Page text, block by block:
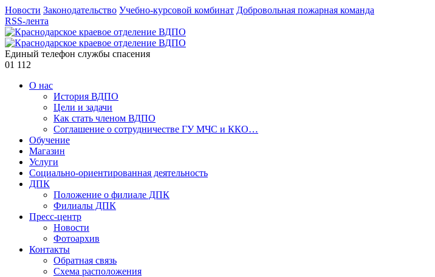
Новости Законодательство Учебно-курсовой комбинат Добровольная пожарная команда
RSS-лента
Единый телефон службы спасения
01 112
О нас
История ВДПО
Цели и задачи
Как стать членом ВДПО
Соглашение о сотрудничестве ГУ МЧС и ККО…
Обучение
Магазин
Услуги
Социально-ориентированная деятельность
ДПК
Положение о филиале ДПК
Филиалы ДПК
Пресс-центр
Новости
Фотоархив
Контакты
Обратная связь
Схема расположения